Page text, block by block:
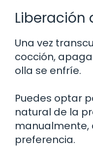
Liberación
Una vez
cocción,
olla se enfríe.
Puedes optar
natural de la
manualmente,
preferencia.